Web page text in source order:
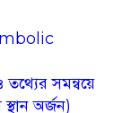
তথ্যের সমন্বয়ে
অর্জন)